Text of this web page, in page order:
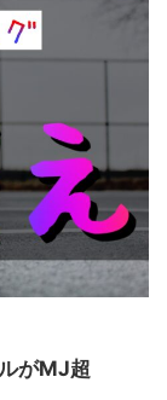
がMJ超